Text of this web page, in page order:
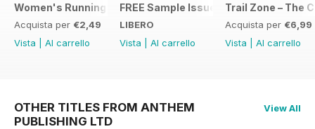
Women's Running Presents... Start Running
Acquista per €2,49
Vista
Al carrello
FREE Sample Issue
LIBERO
Vista
Al carrello
Trail Zone – The
Acquista per €6,99
Vista
Al carrello
OTHER TITLES FROM ANTHEM
PUBLISHING LTD
View All